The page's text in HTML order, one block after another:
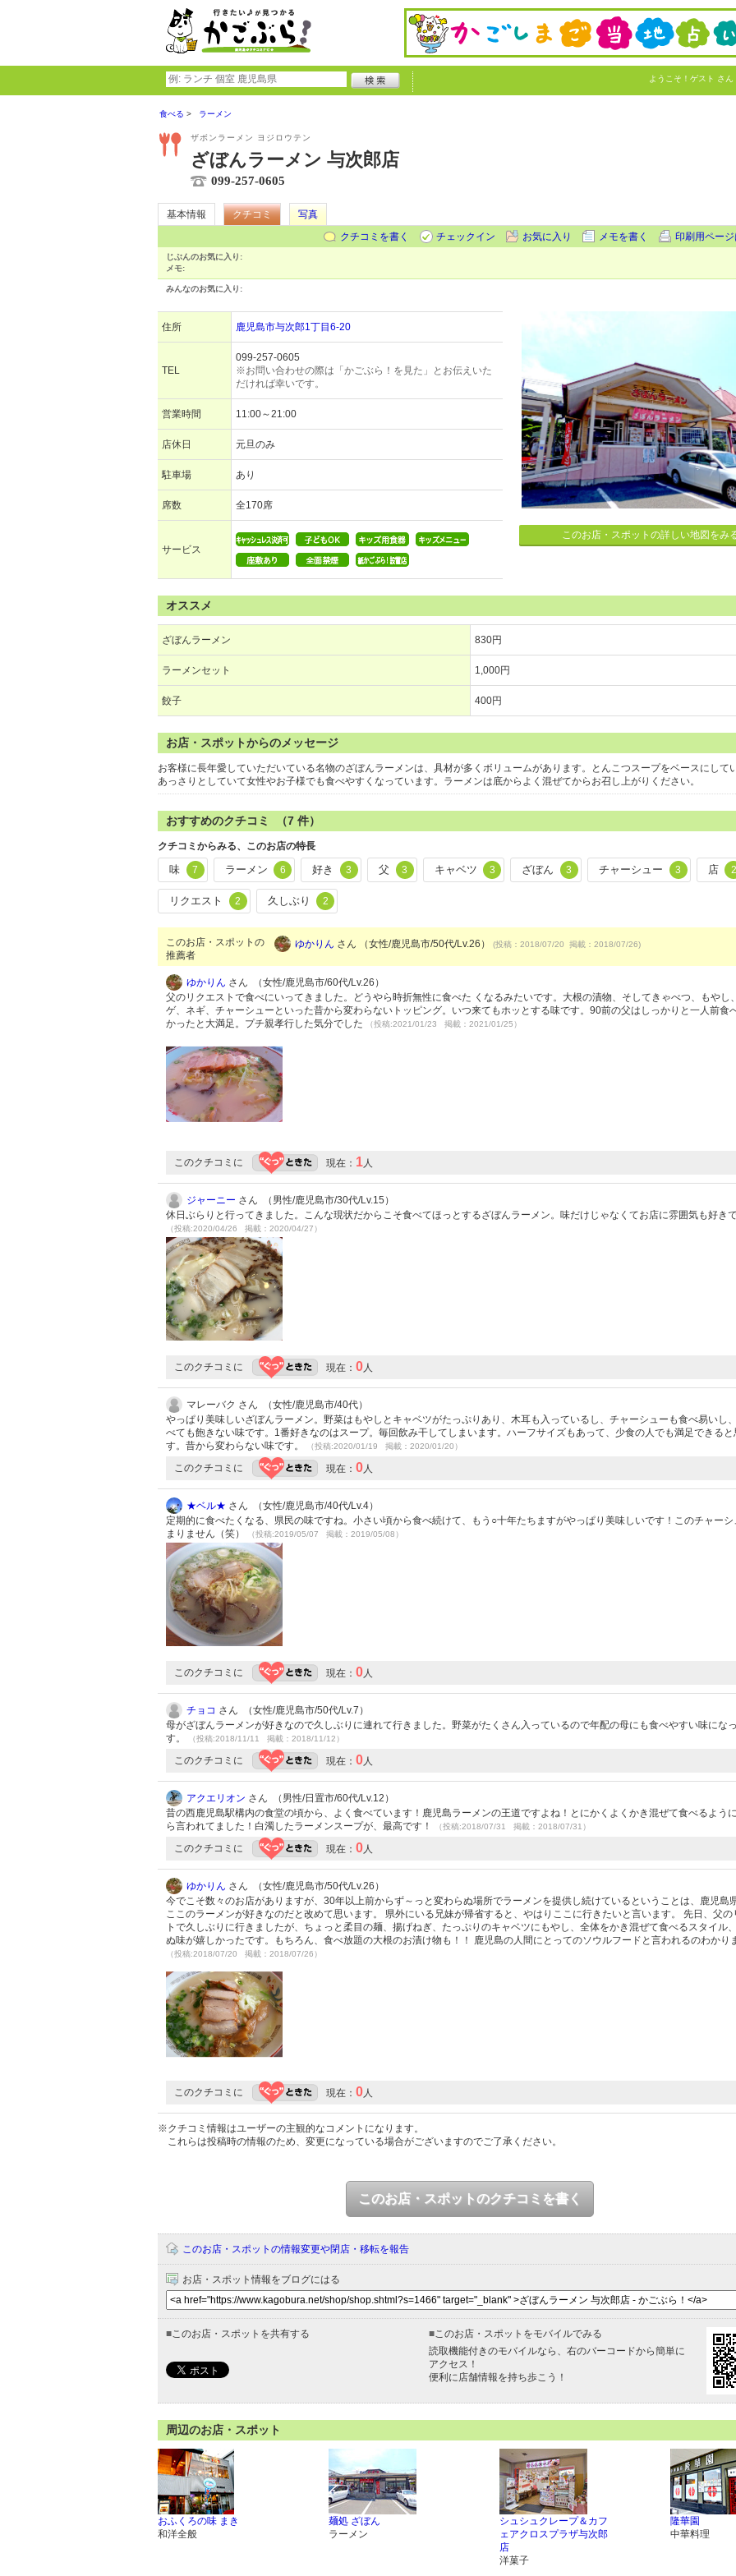
ようこそ！ ゲスト さん
食べる ラーメン
ザボンラーメン ヨジロウテン
ざぼんラーメン 与次郎店
099-257-0605
基本情報 クチコミ
写真
クチコミを書く
チェックイン お気に入り メモを書く 印刷用ページ
じぶんのお気に入り:
メモ:
みんなのお気に入り:
住所 鹿児島市与次郎1丁目6-20
TEL
099-257-0605
※お問い合わせの際は「かごぶら！を見た」とお伝えいた
だければ幸いです。
営業時間 11:00～21:00
店休日 元旦のみ
駐車場 あり
席数 全170席
サービス
このお店・スポットの詳しい地図をみ
オススメ
ざぼんラーメン 830円
ラーメンセット 1,000円
餃子 400円
お店・スポットからのメッセージ
お客様に長年愛していただいている名物のざぼんラーメンは、具材が多くボリュームがあります。とんこつスープをベースにして
あっさりとしていて女性やお子様でも食べやすくなっています。ラーメンは底からよく混ぜてからお召し上がりください。
おすすめのクチコミ （7 件）
クチコミからみる、このお店の特長
味 7 ラーメン 6 好き 3 父 3 キャベツ 3 ざぼん 3 チャーシュー 3 店 2
リクエスト 2 久しぶり 2
このお店・スポットの
推薦者
ゆかりん さん （女性/鹿児島市/50代/Lv.26） (投稿：2018/07/20 掲載：2018/07/26)
ゆかりん さん （女性/鹿児島市/60代/Lv.26）
父のリクエストで食べにいってきました。どうやら時折無性に食べた くなるみたいです。大根の漬物、そしてきゃべつ、もやし
ゲ、ネギ、チャーシューといった昔から変わらないトッピング。いつ来てもホッとする味です。90前の父はしっかりと一人前食
かったと大満足。プチ親孝行した気分でした
（投稿:2021/01/23 掲載：2021/01/25）
このクチコミに 現在： 1人
ジャーニー さん （男性/鹿児島市/30代/Lv.15）
休日ぶらりと行ってきました。こんな現状だからこそ食べてほっとするざぼんラーメン。味だけじゃなくてお店に雰囲気も好きで
（投稿:2020/04/26 掲載：2020/04/27）
このクチコミに 現在： 0人
マレーバク さん （女性/鹿児島市/40代）
やっぱり美味しいざぼんラーメン。野菜はもやしとキャベツがたっぷりあり、木耳も入っているし、チャーシューも食べ易いし
べても飽きない味です。1番好きなのはスープ。毎回飲み干してしまいます。ハーフサイズもあって、少食の人でも満足できると
す。昔から変わらない味です。
（投稿:2020/01/19 掲載：2020/01/20）
このクチコミに 現在： 0人
★ベル★ さん （女性/鹿児島市/40代/Lv.4）
定期的に食べたくなる、県民の味ですね。小さい頃から食べ続けて、もう○十年たちますがやっぱり美味しいです！このチャーシ
まりません（笑）
（投稿:2019/05/07 掲載：2019/05/08）
このクチコミに 現在： 0人
チョコ さん （女性/鹿児島市/50代/Lv.7）
母がざぼんラーメンが好きなので久しぶりに連れて行きました。野菜がたくさん入っているので年配の母にも食べやすい味にな
す。
（投稿:2018/11/11 掲載：2018/11/12）
このクチコミに 現在： 0人
アクエリオン さん （男性/日置市/60代/Lv.12）
昔の西鹿児島駅構内の食堂の頃から、よく食べています！鹿児島ラーメンの王道ですよね！とにかくよくかき混ぜて食べるよう
ら言われてました！白濁したラーメンスープが、最高です！
（投稿:2018/07/31 掲載：2018/07/31）
このクチコミに 現在： 0人
ゆかりん さん （女性/鹿児島市/50代/Lv.26）
今でこそ数々のお店がありますが、30年以上前からず～っと変わらぬ場所でラーメンを提供し続けているということは、鹿児島
ここのラーメンが好きなのだと改めて思います。 県外にいる兄妹が帰省すると、やはりここに行きたいと言います。 先日、父の
トで久しぶりに行きましたが、ちょっと柔目の麺、揚げねぎ、たっぷりのキャベツにもやし、全体をかき混ぜて食べるスタイル
ぬ味が嬉しかったです。もちろん、食べ放題の大根のお漬け物も！！ 鹿児島の人間にとってのソウルフードと言われるのわかり
（投稿:2018/07/20 掲載：2018/07/26）
このクチコミに 現在： 0人
※クチコミ情報はユーザーの主観的なコメントになります。
これらは投稿時の情報のため、変更になっている場合がございますのでご了承ください。
このお店・スポットのクチコミを書く
このお店・スポットの情報変更や閉店・移転を報告
お店・スポット情報をブログにはる
■このお店・スポットを共有する ■このお店・スポットをモバイルでみる
読取機能付きのモバイルなら、右のバーコードから簡単に
アクセス！
便利に店舗情報を持ち歩こう！
周辺のお店・スポット
おふくろの味 まき
和洋全般
麺処 ざぼん
ラーメン
シュシュクレープ＆カフ
ェアクロスプラザ与次郎
店
洋菓子
隆華園
中華料理